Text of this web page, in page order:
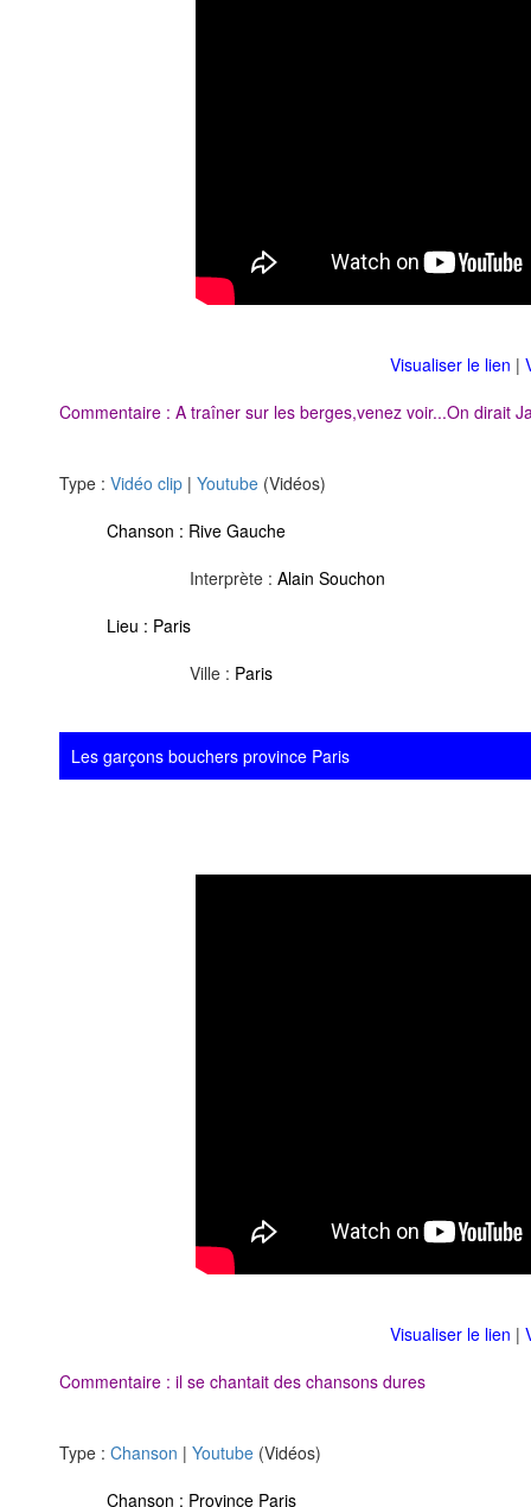
Visualiser le lien |
Commentaire : A traîner sur les berges,venez voir...On dirait
Type : Vidéo clip | Youtube (Vidéos)
Chanson : Rive Gauche
Interprète : Alain Souchon
Lieu : Paris
Ville : Paris
Les garçons bouchers province Paris
Visualiser le lien |
Commentaire : il se chantait des chansons dures
Type : Chanson | Youtube (Vidéos)
Chanson : Province Paris